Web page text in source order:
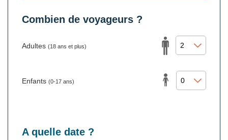
Combien de voyageurs ?
Adultes (18 ans et plus)
Enfants (0-17 ans)
A quelle date ?